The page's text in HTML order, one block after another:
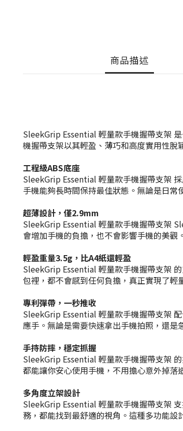
商品描述
SleekGrip Essential 輕量款手機握帶支架
機握帶支架以其輕盈、薄巧和高度實用性脫
工程級ABS底座
SleekGrip Essential 輕量款手機握帶支架
手機能夠長時間保持最佳狀態。無論是日
超薄設計，僅2.9mm
SleekGrip Essential 輕量款手機握帶支架
會增加手機的負擔，也不會影響手機的美
輕盈重量3.5g，比A4紙還輕盈
SleekGrip Essential 輕量款手機握帶支架
包裡，都不會感到任何負擔，真正實現了輕
專利彈帶，一秒推收
SleekGrip Essential 輕量款手機握帶支架
應手。無論是需要快速拿出手機拍照，還
手持防摔，穩定抓握
SleekGrip Essential 輕量款手機握帶支架
都能讓你安心使用手機，不用擔心意外掉落
多角度立架設計
SleekGrip Essential 輕量款手機握帶支架
務，都能找到最舒適的視角。這種多功能設